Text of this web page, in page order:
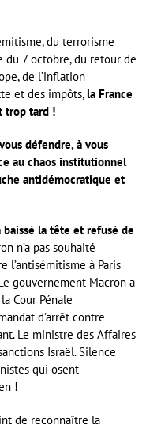
du terrorisme
du 7 octobre, du retour de
de l’inflation
et des impôts, la France
trop tard !
défendre, à vous
au chaos institutionnel
antidémocratique et
la tête et refusé de
n’a pas souhaité
l’antisémitisme à Paris
gouvernement Macron a
Cour Pénale
d’arrêt contre
Le ministre des Affaires
Israël. Silence
qui osent
!
de reconnaître la